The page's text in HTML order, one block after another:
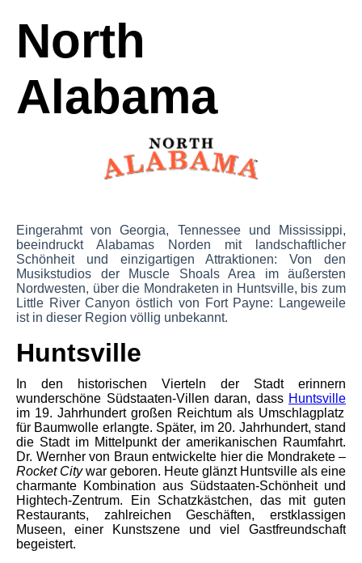
North
Alabama
Eingerahmt von Georgia, Tennessee und Mississippi,
beeindruckt Alabamas Norden mit landschaftlicher
Schönheit und einzigartigen Attraktionen: Von den
Musikstudios der Muscle Shoals Area im äußersten
Nordwesten, über die Mondraketen in Huntsville, bis zum
Little River Canyon östlich von Fort Payne: Langeweile
ist in dieser Region völlig unbekannt.
Huntsville
In den historischen Vierteln der Stadt erinnern
wunderschöne Südstaaten-Villen daran, dass Huntsville
im 19. Jahrhundert großen Reichtum als Umschlagplatz
für Baumwolle erlangte. Später, im 20. Jahrhundert, stand
die Stadt im Mittelpunkt der amerikanischen Raumfahrt.
Dr. Wernher von Braun entwickelte hier die Mondrakete –
Rocket Citywar geboren. Heute glänzt Huntsville als eine
charmante Kombination aus Südstaaten-Schönheit und
Hightech-Zentrum. Ein Schatzkästchen, das mit guten
Restaurants, zahlreichen Geschäften, erstklassigen
Museen, einer Kunstszene und viel Gastfreundschaft
begeistert.